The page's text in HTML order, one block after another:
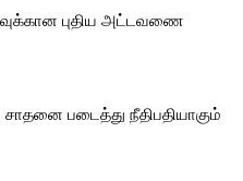
புதிய அட்டவணை
படைத்து நீதிபதியாகும்